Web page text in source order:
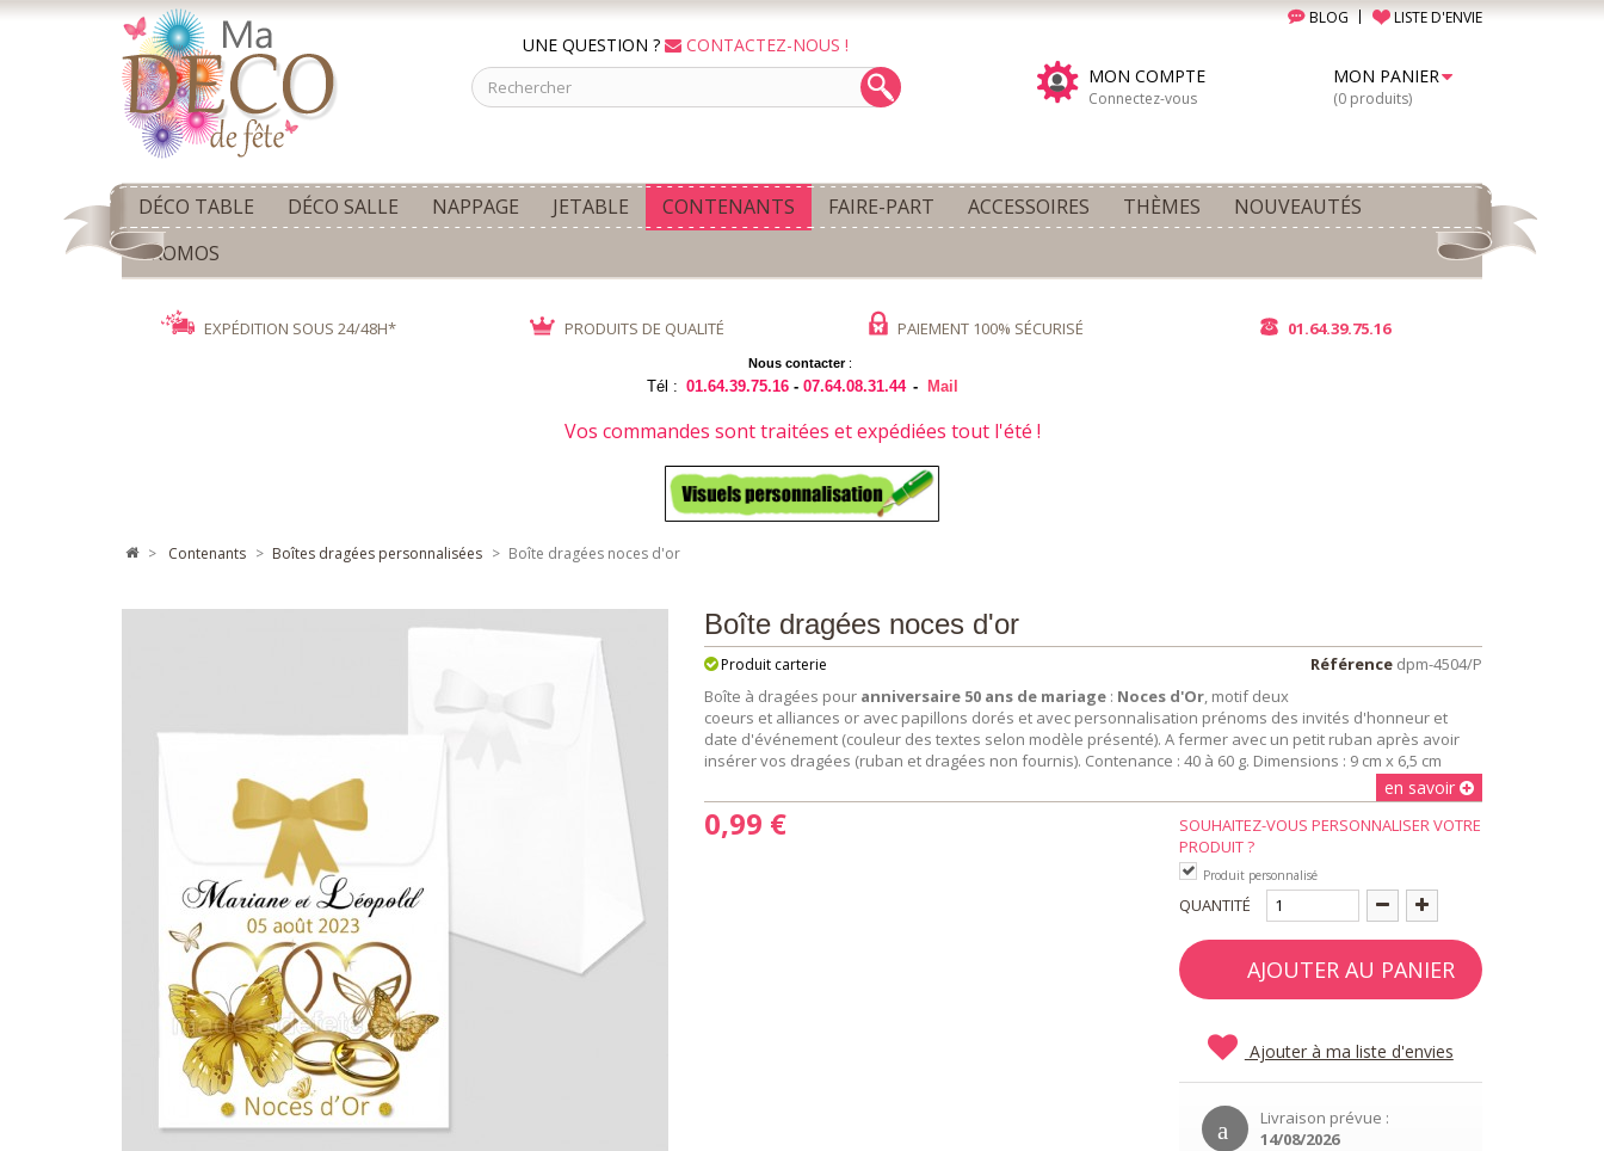
BLOG LISTE D'ENVIE
UNE QUESTION ?
CONTACTEZ-NOUS !
MON COMPTE
Connectez-vous
MON PANIER
(0 produits)
DÉCO TABLE DÉCO SALLE NAPPAGE JETABLE CONTENANTS FAIRE-PART ACCESSOIRES THÈMES
NOUVEAUTÉS
PROMOS
EXPÉDITION SOUS 24/48H* PRODUITS DE QUALITÉ PAIEMENT 100% SÉCURISÉ 01.64.39.75.16
Nous contacter:
Tél : 01.64.39.75.16 -07.64.08.31.44 - Mail
Vos commandes sont traitées et expédiées tout l'été !
> contenants > boîtes dragées personnalisées > Boîte dragées noces d'or
Boîte dragées noces d'or
Référence dpm-4504/P
Produit carterie
Boîte à dragées pour anniversaire 50 ans de mariage: Noces d'Or, motif deux
coeurs et alliances or avec papillons dorés et avec personnalisation prénoms des invités d'honneur et
date d'événement (couleur des textes selon modèle présenté). A fermer avec un petit ruban après avoir
insérer vos dragées (ruban et dragées non fournis). Contenance : 40 à 60 g. Dimensions : 9 cm x 6,5 cm
en savoir
0,99 €
SOUHAITEZ-VOUS PERSONNALISER VOTRE
Produit personnalisé
QUANTITÉ
AJOUTER AU PANIER
Ajouter à ma liste d'envies
Livraison prévue :
14/08/2026